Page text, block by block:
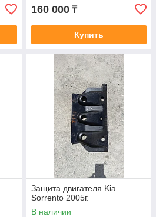
160 000 ₸
Купить
Защита двигателя Kia
Sorrento 2005г.
В наличии